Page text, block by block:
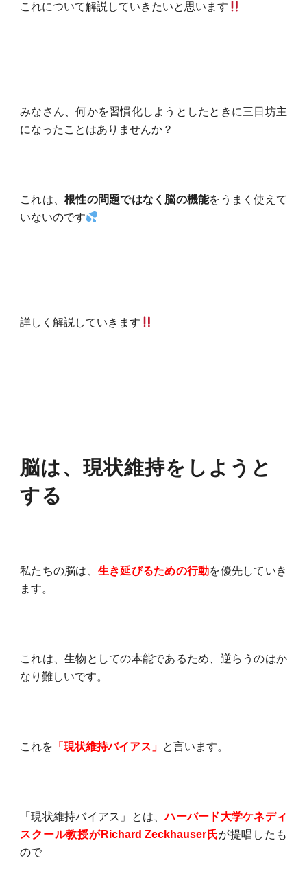
これについて解説していきたいと思います
みなさん、何かを習慣化しようとしたときに三日坊主
になったことはありませんか？
これは、根性の問題ではなく脳の機能をうまく使えて
いないのです
詳しく解説していきます
脳は、現状維持をしようと
する
私たちの脳は、 生き延びるための行動を優先していき
ます。
これは、生物としての本能であるため、逆らうのはか
なり難しいです。
これを 「現状維持バイアス」 と言います。
「現状維持バイアス」とは、ハーバード大学ケネディ
スクール教授がRichard Zeckhauser氏が提唱したも
ので